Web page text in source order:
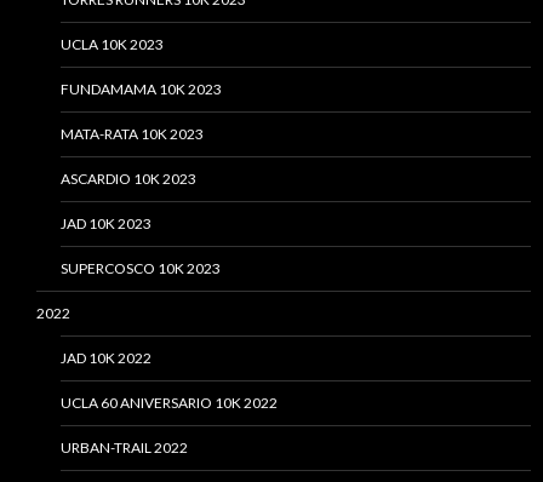
UCLA 10K 2023
FUNDAMAMA 10K 2023
MATA-RATA 10K 2023
ASCARDIO 10K 2023
JAD 10K 2023
SUPERCOSCO 10K 2023
2022
JAD 10K 2022
UCLA 60 ANIVERSARIO 10K 2022
URBAN-TRAIL 2022